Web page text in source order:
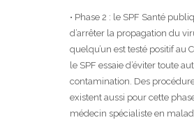
• Phase 2 : le SPF Santé
d’arrêter la propagation du
quelqu’un est testé positif au
le SPF essaie d’éviter toute
contamination. Des
existent aussi pour cette
médecin spécialiste en